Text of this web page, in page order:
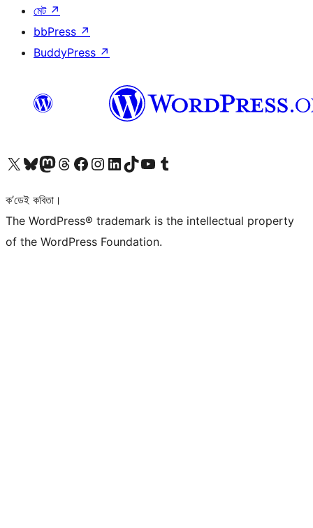
মেট ↗
bbPress ↗
BuddyPress ↗
আমাৰ X (আগৰ Twitter) একাউণ্টলৈ যাওকআমাৰ Bluesky একাউণ্টলৈ যাওকআমাৰ Mastodon একাউণ্টলৈ যাওকআমাৰ Threads একাউণ্টলৈ যাওকআমাৰ Facebook পৃষ্ঠালৈ যাওকআমাৰ Instagram একাউণ্টলৈ যাওকআমাৰ LinkedIn একাউণ্টলৈ যাওকআমাৰ TikTok একাউণ্টলৈ যাওকআমাৰ YouTube চেনেললৈ যাওকআমাৰ Tumblr একাউণ্টলৈ যাওক
ক’ডেই কবিতা।
The WordPress® trademark is the intellectual property
of the WordPress Foundation.